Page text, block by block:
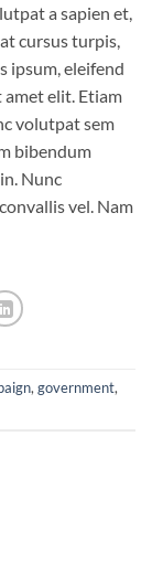
a sapien et,
cursus turpis,
ipsum, eleifend
amet elit. Etiam
volutpat sem
bibendum
Nunc
vel. Nam
, government,